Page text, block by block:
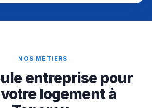
NOS MÉTIERS
entreprise pour
logement à